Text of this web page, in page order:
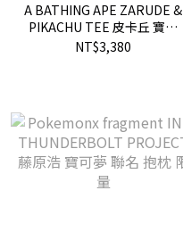
A BATHING APE ZARUDE &
PIKACHU TEE 皮卡丘 寶可
夢 噴火龍 短T 現貨
NT$3,380